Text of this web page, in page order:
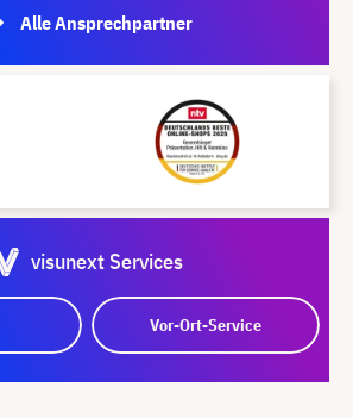
Alle Ansprechpartner
visunext Services
Vor-Ort-Service